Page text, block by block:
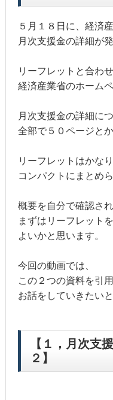
５月１８日に、経済
月次支援金の詳細が発
リーフレットと合わ
経済産業省のホーム
月次支援金の詳細に
全部で５０ページと
リーフレットはかな
コンパクトにまとめ
概要を自分で確認され
まずはリーフレット
よいかと思います。
今回の動画では、
この２つの資料を引
お話をしていきたいと
【１，月次支
２】